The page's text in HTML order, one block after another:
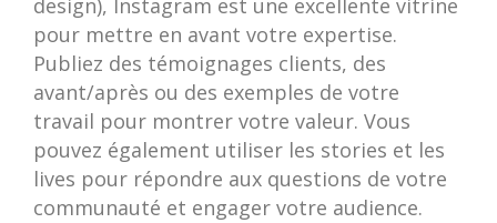
design), Instagram est une excellente vitrine
pour mettre en avant votre expertise.
Publiez des témoignages clients, des
avant/après ou des exemples de votre
travail pour montrer votre valeur. Vous
pouvez également utiliser les stories et les
lives pour répondre aux questions de votre
communauté et engager votre audience.